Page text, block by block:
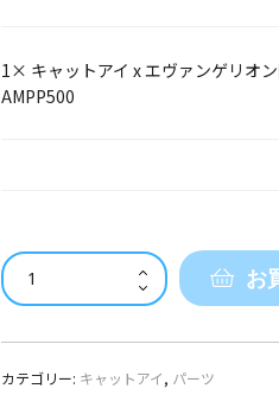
1× キャットアイ x エヴァンゲリオ
AMPP500
キ
ャ
ト
ア
お
カテゴリー: キャットアイ, パーツ